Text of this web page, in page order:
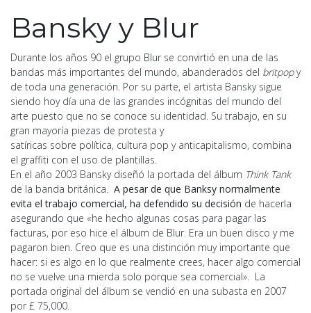
Bansky y Blur
Durante los años 90 el grupo Blur se convirtió en una de las
bandas más importantes del mundo, abanderados del britpopy
de toda una generación. Por su parte, el artista Bansky sigue
siendo hoy día una de las grandes incógnitas del mundo del
arte puesto que no se conoce su identidad. Su trabajo, en su
gran mayoría piezas de protesta y
satíricas sobre política, cultura pop y anticapitalismo, combina
el graffiti con el uso de plantillas.
En el año 2003 Bansky diseñó la portada del álbum Think Tank
de la banda británica. A pesar de que Banksy normalmente
evita el trabajo comercial, ha defendido su decisión de hacerla
asegurando que «he hecho algunas cosas para pagar las
facturas, por eso hice el álbum de Blur. Era un buen disco y me
pagaron bien. Creo que es una distinción muy importante que
hacer: si es algo en lo que realmente crees, hacer algo comercial
no se vuelve una mierda solo porque sea comercial». La
portada original del álbum se vendió en una subasta en 2007
por £ 75,000.